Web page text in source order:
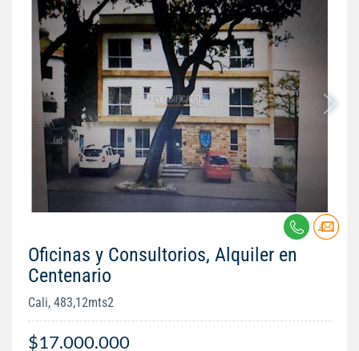
Oficinas y Consultorios, Alquiler en
Centenario
Cali, 483,12mts2
$17.000.000